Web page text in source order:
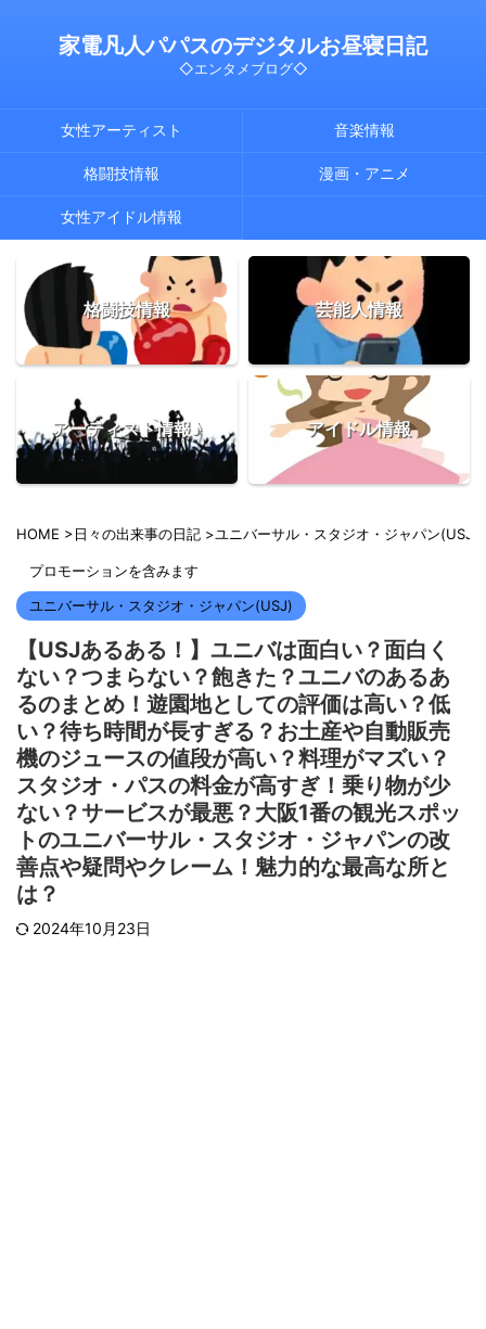
家電凡人パパスのデジタルお昼寝日記
◇エンタメブログ◇
女性アーティスト 音楽情報
格闘技情報 漫画・アニメ
女性アイドル情報
格闘技情報 芸能人情報
アーティスト情報♪ アイドル情報
HOME >日々の出来事の日記 >ユニバーサル・スタジオ・ジャパン(USJ)
プロモーションを含みます
ユニバーサル・スタジオ・ジャパン(USJ)
【USJあるある！】ユニバは面白い？面白く
ない？つまらない？飽きた？ユニバのあるあ
るのまとめ！遊園地としての評価は高い？低
い？待ち時間が長すぎる？お土産や自動販売
機のジュースの値段が高い？料理がマズい？
スタジオ・パスの料金が高すぎ！乗り物が少
ない？サービスが最悪？大阪1番の観光スポッ
トのユニバーサル・スタジオ・ジャパンの改
善点や疑問やクレーム！魅力的な最高な所と
は？
2024年10月23日